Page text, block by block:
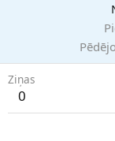
Ziņas
0